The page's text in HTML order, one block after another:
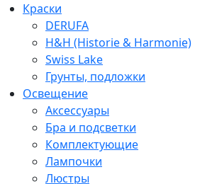
Краски
DERUFA
H&H (Historie & Harmonie)
Swiss Lake
Грунты, подложки
Освещение
Аксессуары
Бра и подсветки
Комплектующие
Лампочки
Люстры